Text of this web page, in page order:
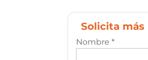
Solicita
Nombre *